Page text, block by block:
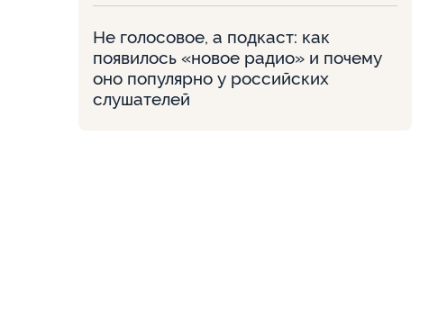
Не голосовое, а подкаст: как
появилось «новое радио» и почему
оно популярно у российских
слушателей